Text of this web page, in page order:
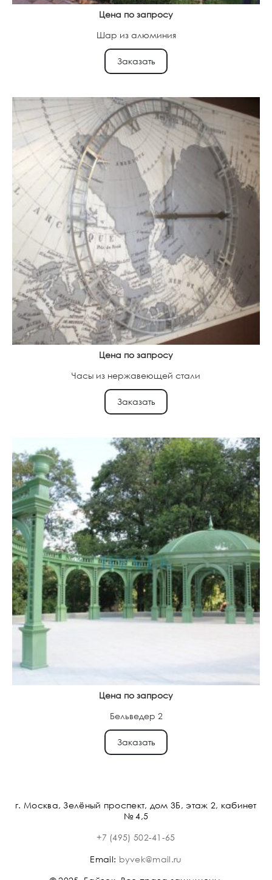
Цена по запросу
Шар из алюминия
Заказать
Цена по запросу
Часы из нержавеющей стали
Заказать
Цена по запросу
Бельведер 2
Заказать
г. Москва, Зелёный проспект, дом 3Б, этаж 2, кабинет
№ 4,5
+7 (495) 502-41-65
Email: byvek@mail.ru